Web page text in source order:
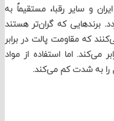
رقبا، مستقیماً به
که گران‌تر هستند
مقاومت پالت در برابر
استفاده از مواد
شدت کم می‌کند.